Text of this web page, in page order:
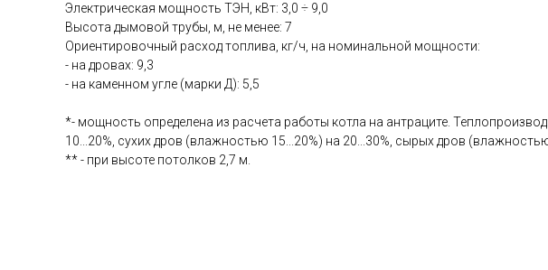
Электрическая мощность ТЭН, кВт: 3,0 ÷ 9,0
Высота дымовой трубы, м, не менее: 7
Ориентировочный расход топлива, кг/ч, на номинальной мощности:
- на дровах: 9,3
- на каменном угле (марки Д): 5,5
*- мощность определена из расчета работы котла на антраците.
10...20%, сухих дров (влажностью 15...20%) на 20...30%, сырых дров
** - при высоте потолков 2,7 м.